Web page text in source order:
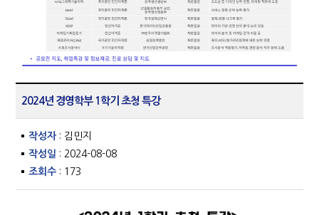
2024년 경영학부 1학기 초청 특강
작성자 : 김민지
작성일 : 2024-08-08
조회수 : 173